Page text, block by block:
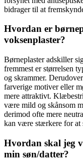
bidrager til at
Hvordan er
voksenplaster?
Børneplaster adskiller
fremmest er størrelsen
og skrammer.
farverige motiver eller
mere attraktivt.
være mild og skånsom
derimod ofte mere
kan være stærkere for at
Hvordan skal jeg
min søn/datter?